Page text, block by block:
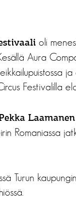
oli
Aura
Festivalilla
Laamanen
Romaniassa
Turun